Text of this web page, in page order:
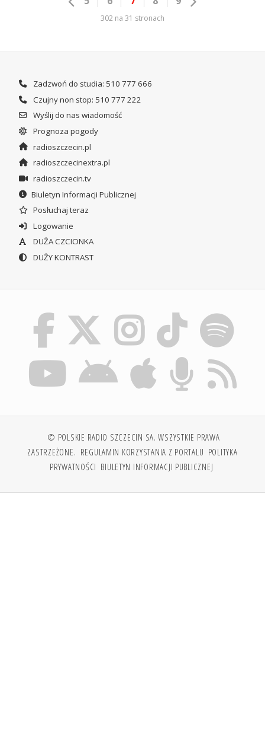
302 na 31 stronach
Zadzwoń do studia: 510 777 666
Czujny non stop: 510 777 222
Wyślij do nas wiadomość
Prognoza pogody
radioszczecin.pl
radioszczecinextra.pl
radioszczecin.tv
Biuletyn Informacji Publicznej
Posłuchaj teraz
Logowanie
DUŻA CZCIONKA
DUŻY KONTRAST
© POLSKIE RADIO SZCZECIN SA. WSZYSTKIE PRAWA
ZASTRZEŻONE. REGULAMIN KORZYSTANIA Z PORTALU POLITYKA
PRYWATNOŚCI BIULETYN INFORMACJI PUBLICZNEJ